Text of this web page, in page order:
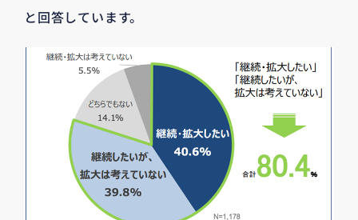
と回答しています。